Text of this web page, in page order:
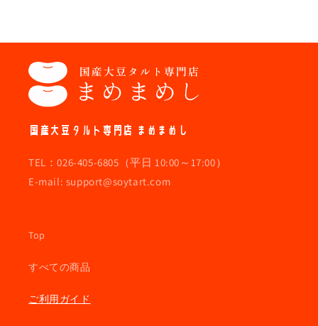
国産大豆タルト専門店 まめまめし
TEL：026-405-6805（平日 10:00～17:00）
E-mail: support@soytart.com
Top
すべての商品
ご利用ガイド